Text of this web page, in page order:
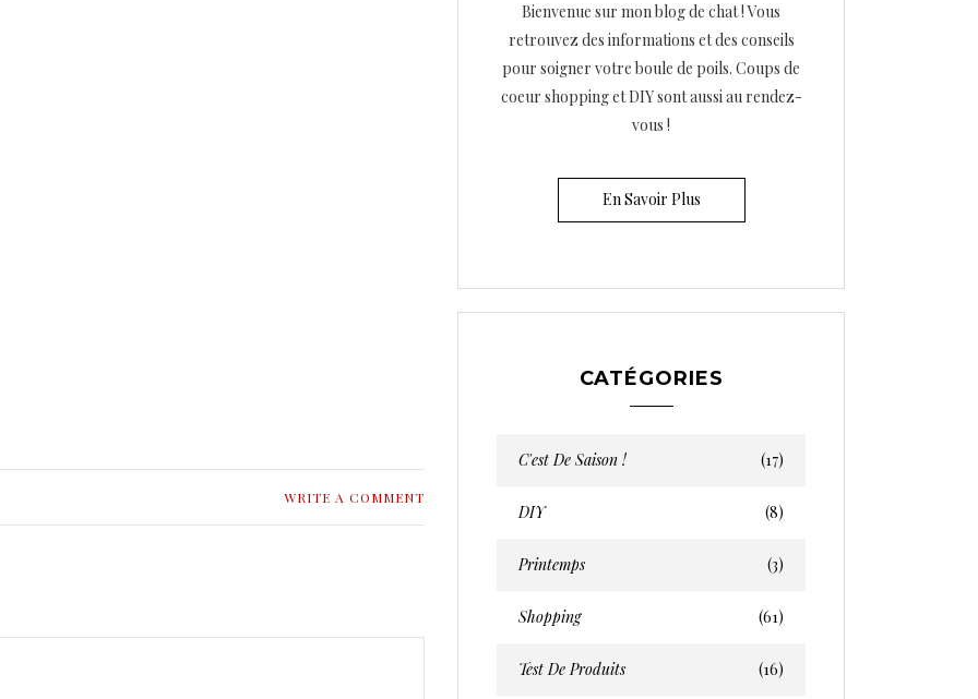
WRITE A COMMENT
Bienvenue sur mon blog de chat ! Vous
retrouvez des informations et des conseils
pour soigner votre boule de poils. Coups de
coeur shopping et DIY sont aussi au rendez-
vous !
En Savoir Plus
CATÉGORIES
C'est De Saison ! (17)
DIY (8)
Printemps (3)
Shopping (61)
Test De Produits (16)